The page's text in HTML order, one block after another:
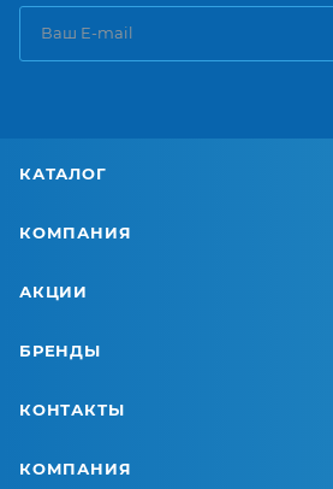
КАТАЛОГ
КОМПАНИЯ
АКЦИИ
БРЕНДЫ
КОНТАКТЫ
КОМПАНИЯ